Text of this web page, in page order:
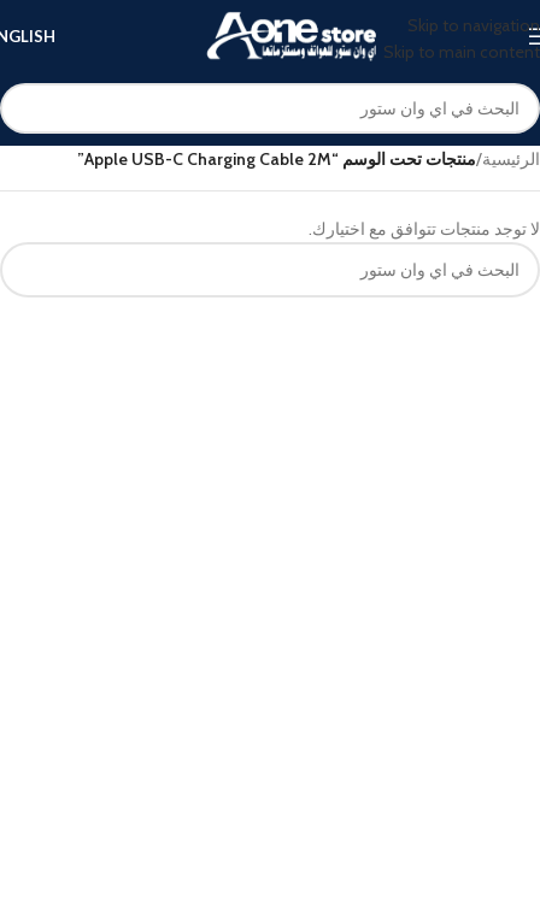
Skip to navigation
Skip to main content
الرئيسية/منتجات تحت الوسم “Apple USB-C Charging Cable 2M”
لا توجد منتجات تتوافق مع اختيارك.